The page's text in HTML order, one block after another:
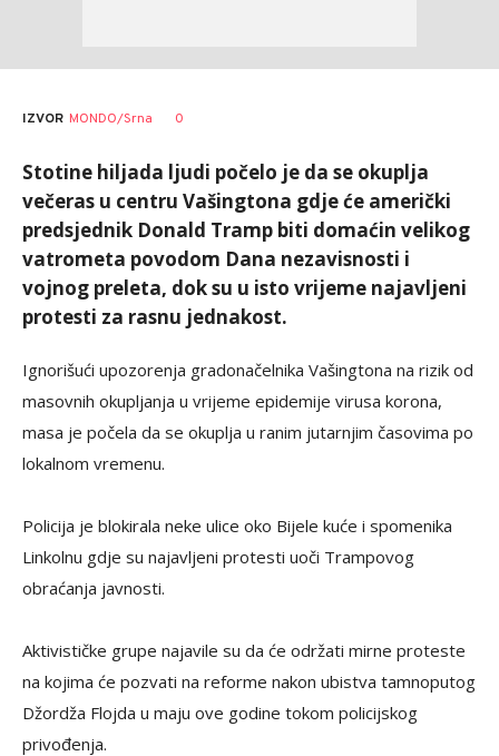
IZVOR MONDO/Srna 0
Stotine hiljada ljudi počelo je da se okuplja
večeras u centru Vašingtona gdje će američki
predsjednik Donald Tramp biti domaćin velikog
vatrometa povodom Dana nezavisnosti i
vojnog preleta, dok su u isto vrijeme najavljeni
protesti za rasnu jednakost.
Ignorišući upozorenja gradonačelnika Vašingtona na rizik od
masovnih okupljanja u vrijeme epidemije virusa korona,
masa je počela da se okuplja u ranim jutarnjim časovima po
lokalnom vremenu.
Policija je blokirala neke ulice oko Bijele kuće i spomenika
Linkolnu gdje su najavljeni protesti uoči Trampovog
obraćanja javnosti.
Aktivističke grupe najavile su da će održati mirne proteste
na kojima će pozvati na reforme nakon ubistva tamnoputog
Džordža Flojda u maju ove godine tokom policijskog
privođenja.